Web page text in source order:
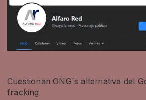
Cuestionan ONG´s alternativa del
fracking